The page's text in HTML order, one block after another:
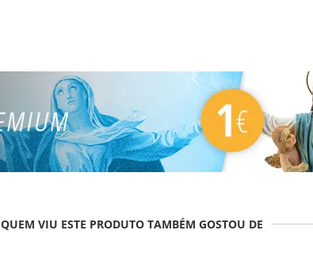
QUEM VIU ESTE PRODUTO TAMBÉM GOSTOU DE